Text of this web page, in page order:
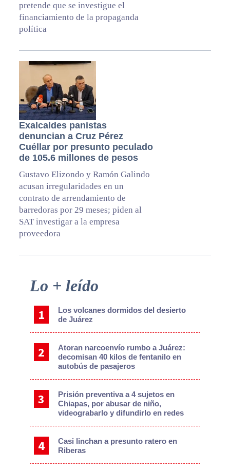
pretende que se investigue el
financiamiento de la propaganda
política
Exalcaldes panistas
denuncian a Cruz Pérez
Cuéllar por presunto peculado
de 105.6 millones de pesos
Gustavo Elizondo y Ramón Galindo
acusan irregularidades en un
contrato de arrendamiento de
barredoras por 29 meses; piden al
SAT investigar a la empresa
proveedora
Primary
Lo + leído
Los volcanes dormidos del desierto
de Juárez
Atoran narcoenvío rumbo a Juárez:
decomisan 40 kilos de fentanilo en
autobús de pasajeros
Prisión preventiva a 4 sujetos en
Chiapas, por abusar de niño,
videograbarlo y difundirlo en redes
Casi linchan a presunto ratero en
Riberas